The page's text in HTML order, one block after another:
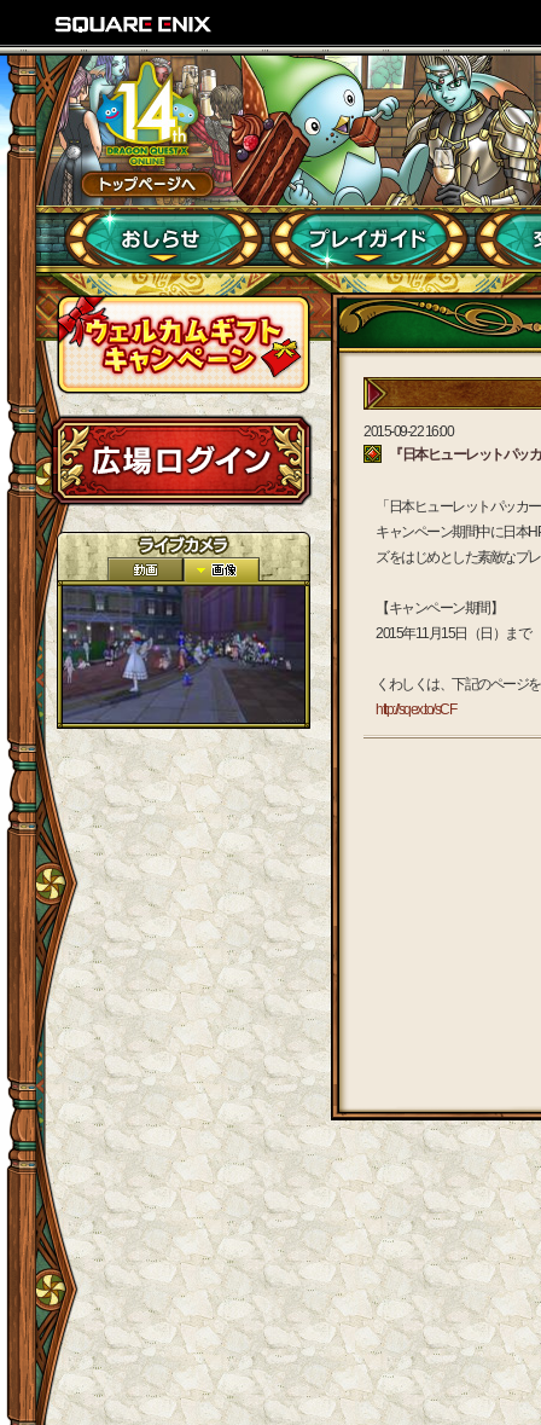
2015-09-22 16:00
『日本ヒューレットパッ
「日本ヒューレットパッカ
キャンペーン期間中に日本
ズをはじめとした素敵なプ
【キャンペーン期間】
2015年11月15日（日）まで
くわしくは、下記のページ
http://sqex.to/sCF